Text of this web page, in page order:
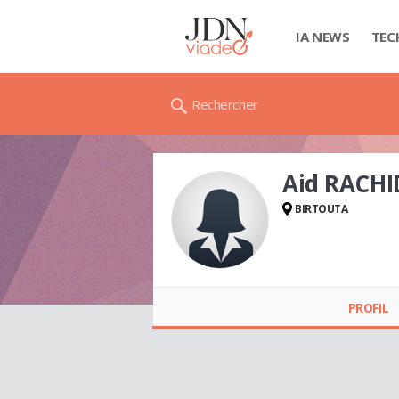
IA NEWS
Rechercher
Aid
BIRTOUTA
PROFIL